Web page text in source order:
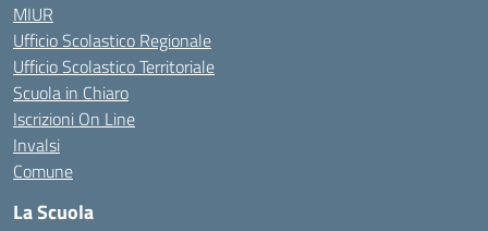
MIUR
Ufficio Scolastico Regionale
Ufficio Scolastico Territoriale
Scuola in Chiaro
Iscrizioni On Line
Invalsi
Comune
La Scuola